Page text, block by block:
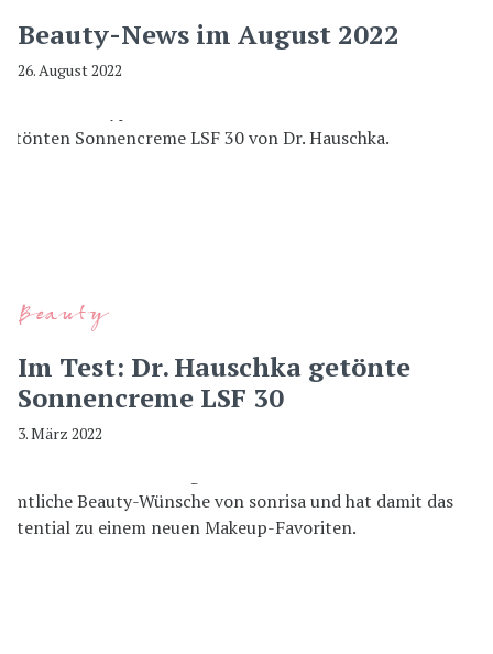
Beauty-News im August 2022
26. August 2022
Beauty
Im Test: Dr. Hauschka getönte
Sonnencreme LSF 30
3. März 2022